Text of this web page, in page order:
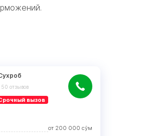
50 отзывов
вызов
от 200 000 сўм